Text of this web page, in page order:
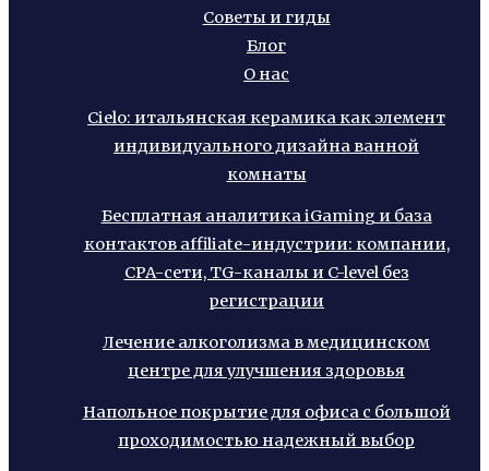
Советы и гиды
Блог
О нас
Cielo: итальянская керамика как элемент
индивидуального дизайна ванной
комнаты
Бесплатная аналитика iGaming и база
контактов affiliate-индустрии: компании,
CPA-сети, TG-каналы и C-level без
регистрации
Лечение алкоголизма в медицинском
центре для улучшения здоровья
Напольное покрытие для офиса с большой
проходимостью надежный выбор